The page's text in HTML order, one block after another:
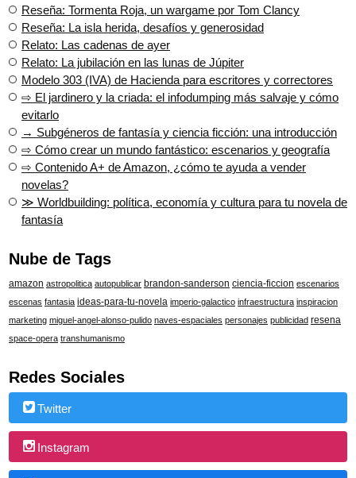
Reseña: Tormenta Roja, un wargame por Tom Clancy
Reseña: La isla herida, desafíos y generosidad
Relato: Las cadenas de ayer
Relato: La jubilación en las lunas de Júpiter
Modelo 303 (IVA) de Hacienda para escritores y correctores
⇨ El jardinero y la criada: el infodumping más salvaje y cómo
evitarlo
→ Subgéneros de fantasía y ciencia ficción: una introducción
⇨ Cómo crear un mundo fantástico: escenarios y geografía
⇨ Contenido A+ de Amazon, ¿cómo te ayuda a vender
novelas?
≫ Worldbuilding: política, economía y cultura para tu novela de
fantasía
Nube de Tags
amazon astropolitica autopublicar brandon-sanderson ciencia-ficcion escenarios
escenas fantasia ideas-para-tu-novela imperio-galactico infraestructura inspiracion
marketing miguel-angel-alonso-pulido naves-espaciales personajes publicidad resena
space-opera transhumanismo
Redes Sociales
Twitter
Instagram